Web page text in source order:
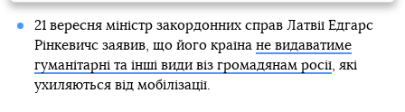
21 вересня міністр закордонних справ Латвії Едгарс
Рінкевичс заявив, що його країна не видаватиме
гуманітарні та інші види віз громадянам росії, які
ухиляються від мобілізації.